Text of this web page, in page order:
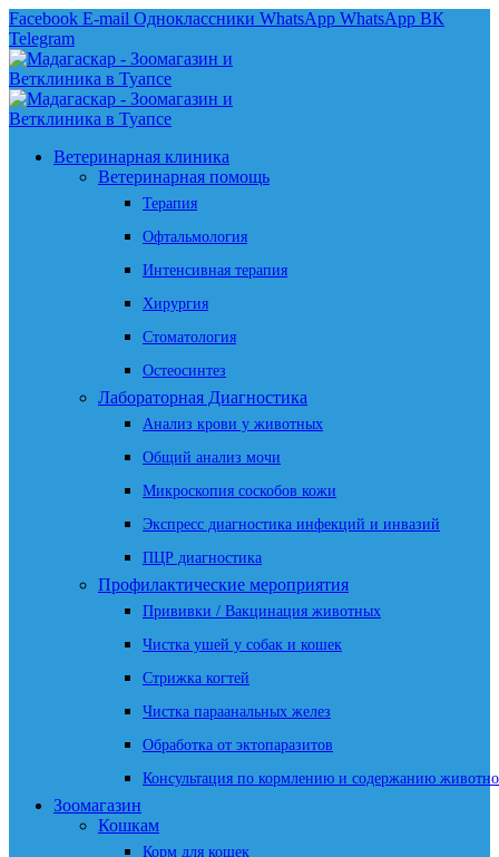
Facebook E-mail Одноклассники WhatsApp WhatsApp ВК
Telegram
Ветеринарная клиника
Ветеринарная помощь
Терапия
Офтальмология
Интенсивная терапия
Хирургия
Стоматология
Остеосинтез
Лабораторная Диагностика
Анализ крови у животных
Общий анализ мочи
Микроскопия соскобов кожи
Экспресс диагностика инфекций и инвазий
ПЦР диагностика
Профилактические мероприятия
Прививки / Вакцинация животных
Чистка ушей у собак и кошек
Стрижка когтей
Чистка параанальных желез
Обработка от эктопаразитов
Консультация по кормлению и содержанию
Зоомагазин
Кошкам
Корм для кошек